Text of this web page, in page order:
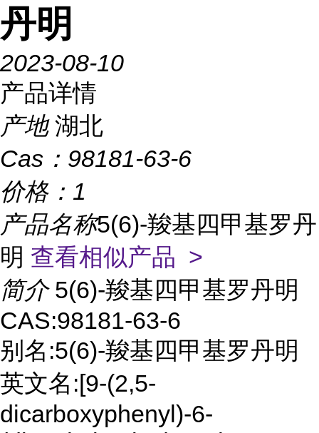
丹明
2023-08-10
产品详情
产地 湖北
Cas： 98181-63-6
价格： 1
产品名称5(6)-羧基四甲基罗丹
明 查看相似产品 >
简介 5(6)-羧基四甲基罗丹明
CAS:98181-63-6
别名:5(6)-羧基四甲基罗丹明
英文名:[9-(2,5-
dicarboxyphenyl)-6-